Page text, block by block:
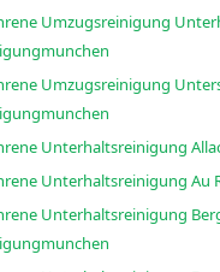
Umzugsreinigung
Umzugsreinigung
Unterhaltsreinigung